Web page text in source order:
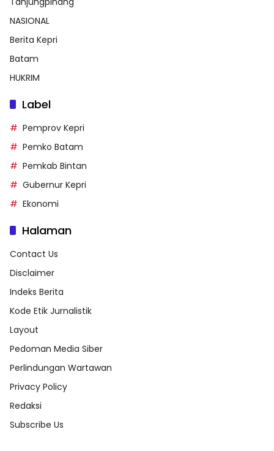
NASIONAL
Berita Kepri
Batam
HUKRIM
Label
Pemprov Kepri
Pemko Batam
Pemkab Bintan
Gubernur Kepri
Ekonomi
Halaman
Contact Us
Disclaimer
Indeks Berita
Kode Etik Jurnalistik
Layout
Pedoman Media Siber
Perlindungan Wartawan
Privacy Policy
Redaksi
Subscribe Us